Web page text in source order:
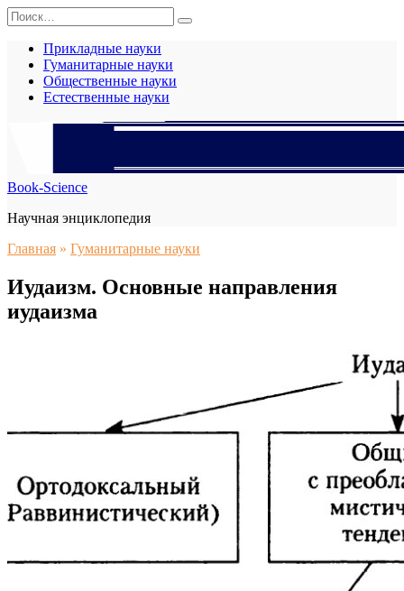
Перейти
к
содержанию
Search
for:
Прикладные науки
Гуманитарные науки
Общественные науки
Естественные науки
Book-Science
Научная энциклопедия
Главная » Гуманитарные науки
Иудаизм. Основные направления
иудаизма